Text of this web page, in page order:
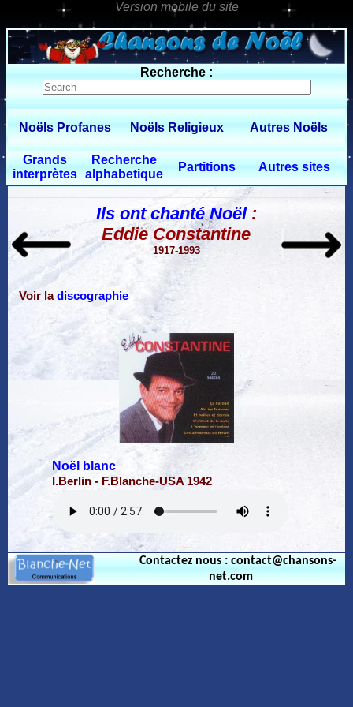
0 $limitbot 1 $limittot 2
Recherche :
Noëls Profanes Noëls Religieux Autres Noëls
Grands
interprètes
Recherche
alphabetique
Partitions Autres sites
Ils ont chanté Noël:
Eddie Constantine
1917-1993
Voir ladiscographie
Noël blanc
I.Berlin - F.Blanche-USA 1942
Contactez nous : contact@chansons-
net.com